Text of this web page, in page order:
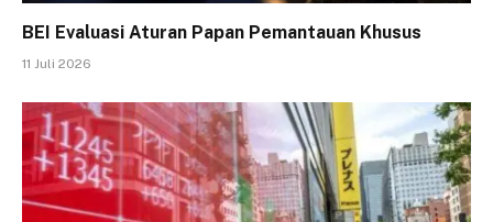
BEI Evaluasi Aturan Papan Pemantauan Khusus
11 Juli 2026